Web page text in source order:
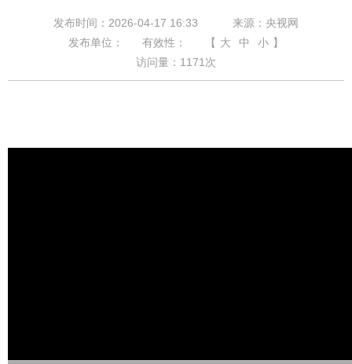
发布时间：2026-04-17 16:33
来源：央视网
发布单位：
有效性： 【 大 中 小 】
访问量： 1171次